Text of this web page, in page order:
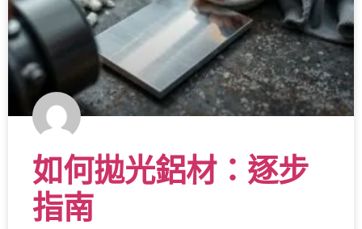
如何拋光鋁材：逐步
指南